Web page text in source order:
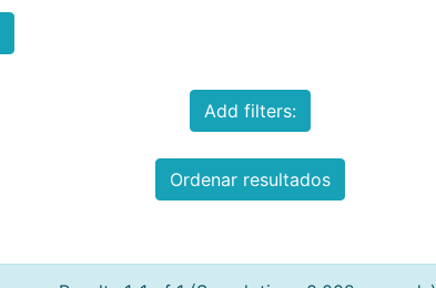
Add filters:
Ordenar resultados